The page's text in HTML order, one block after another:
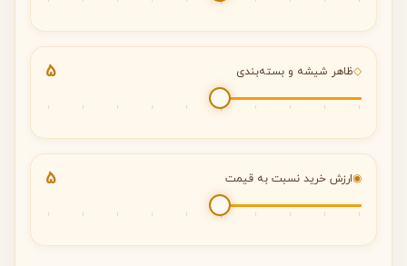
◇ظاهر شیشه و بسته‌بندی 5
◉ارزش خرید نسبت به قیمت 5